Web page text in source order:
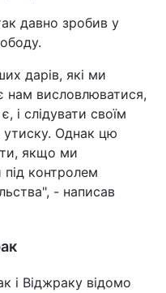
давно зробив у
дарів, які ми
нам висловлюватися,
і слідувати своїм
утиску. Однак цю
якщо ми
контролем
- написав
і Віджраку відомо